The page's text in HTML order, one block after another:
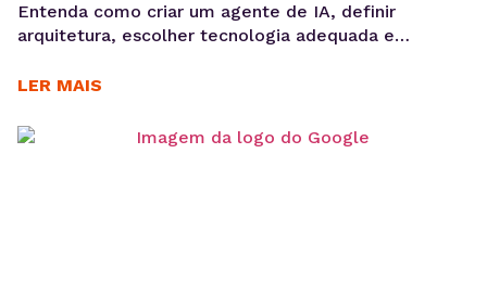
Entenda como criar um agente de IA, definir
arquitetura, escolher tecnologia adequada e
considerando integrações, observabilidade, custos
vai além de escolher um modelo de linguagem ou
LER MAIS